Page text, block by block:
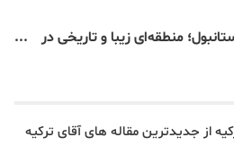
منطقه‌ای زیبا و تاریخی در
از جدیدترین مقاله های آقای ترکیه